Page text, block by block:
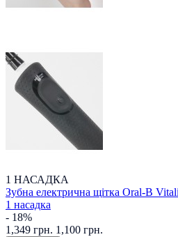
1 НАСАДКА
Зубна електрична щітка Oral-B
1 насадка
- 18%
1,349 грн. 1,100 грн.